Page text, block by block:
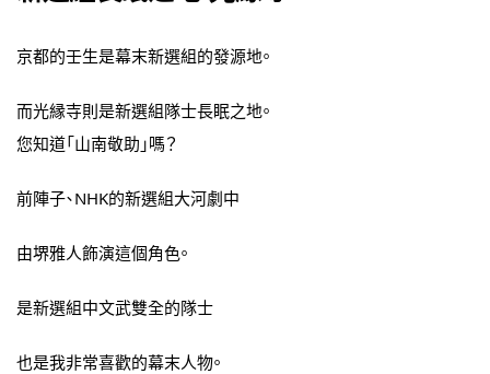
京都的壬生是幕末新選組的發源地。
而光縁寺則是新選組隊士長眠之地。
您知道「山南敬助」嗎？
前陣子、NHK的新選組大河劇中
由堺雅人飾演這個角色。
是新選組中文武雙全的隊士
也是我非常喜歡的幕末人物。